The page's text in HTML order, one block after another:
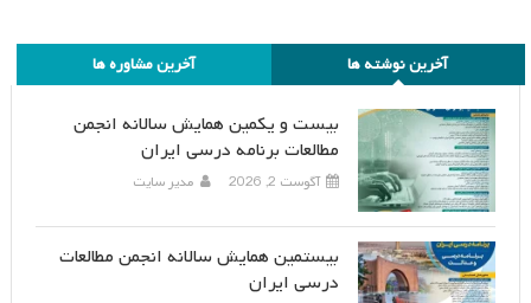
آخرین نوشته ها آخرین مشاوره ها
بیست و یکمین همایش سالانه انجمن
مطالعات برنامه درسی ایران
آگوست 2, 2026 مدیر سایت
بیستمین همایش سالانه انجمن مطالعات
درسی ایران